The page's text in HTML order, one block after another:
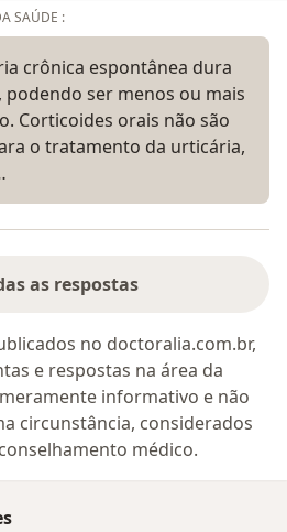
SAÚDE :
crônica espontânea dura
podendo ser menos ou mais
Corticoides orais não são
o tratamento da urticária,
as respostas
no doctoralia.com.br,
e respostas na área da
informativo e não
circunstância, considerados
médico.